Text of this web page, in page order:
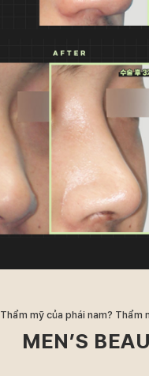
Thẩm mỹ của phái nam? Thẩm
MEN’S